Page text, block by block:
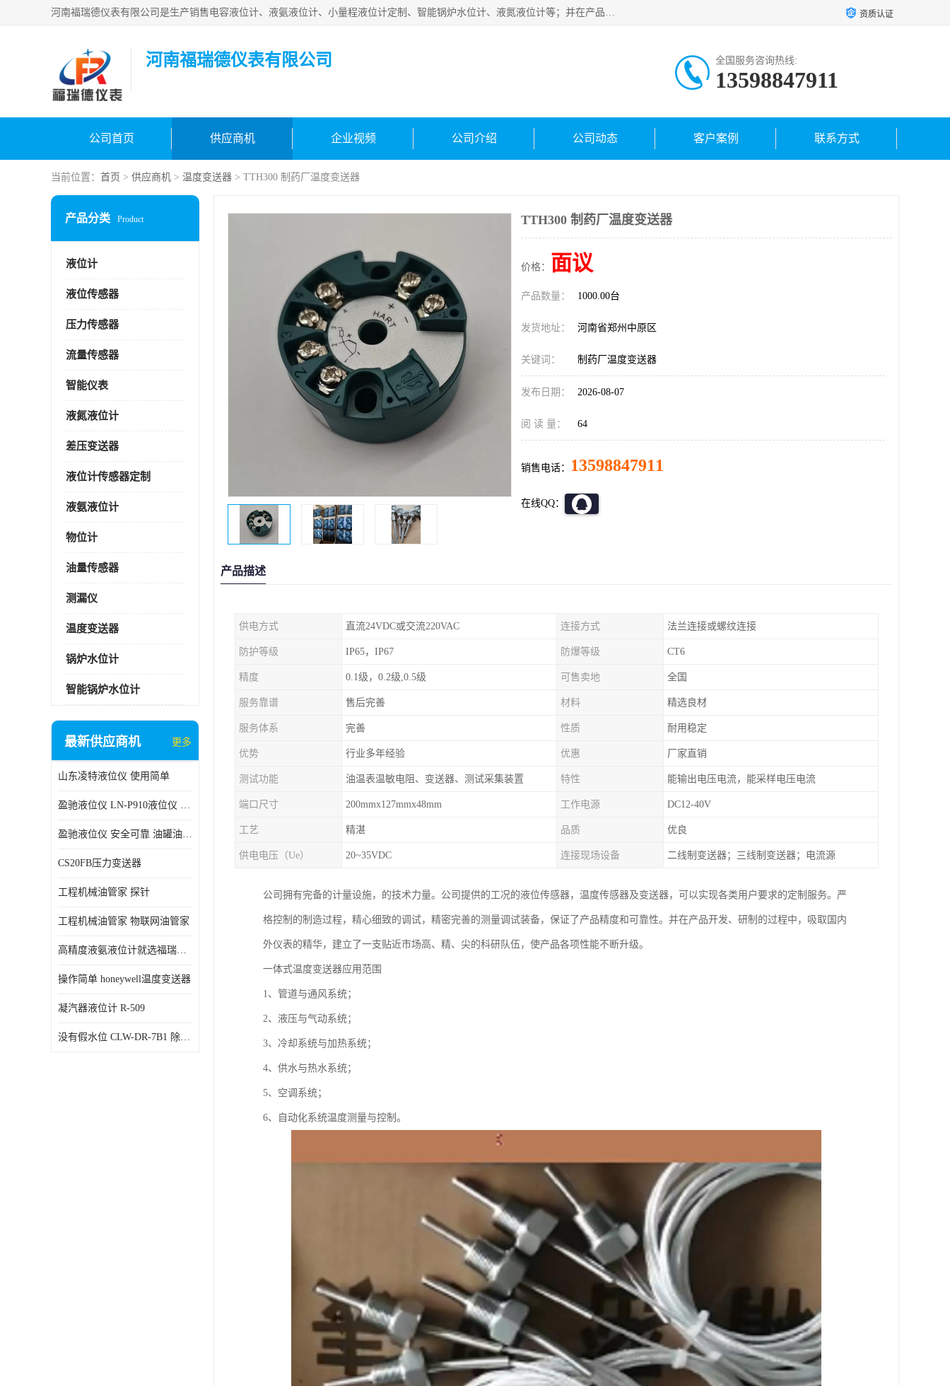
河南福瑞德仪表有限公司是生产销售电容液位计、液氨液位计、小量程液位计定制、智能锅炉水位计、液氮液位计等；并在产品开发、研制的过程中，吸取国内外仪器仪表的技术精华，建立了一支高、精、尖的科研开发队伍，使产品性能不断升级。 资质认证
河南福瑞德仪表有限公司 全国服务咨询热线:
13598847911
公司首页 供应商机 企业视频 公司介绍 公司动态 客户案例 联系方式
当前位置： 首页 > 供应商机 > 温度变送器 > TTH300 制药厂温度变送器
产品分类 Product
液位计
液位传感器
压力传感器
流量传感器
智能仪表
液氮液位计
差压变送器
液位计传感器定制
液氨液位计
物位计
油量传感器
测漏仪
温度变送器
锅炉水位计
智能锅炉水位计
最新供应商机 更多
山东凌特液位仪 使用简单
盈驰液位仪 LN-P910液位仪 安全可靠
盈驰液位仪 安全可靠 油罐油位检测
CS20FB压力变送器
工程机械油管家 探针
工程机械油管家 物联网油管家
高精度液氨液位计就选福瑞德仪表
操作简单 honeywell温度变送器
凝汽器液位计 R-509
没有假水位 CLW-DR-7B1 除氧器水位测量
TTH300 制药厂温度变送器
价格： 面议
产品数量： 1000.00台
发货地址： 河南省郑州中原区
关键词： 制药厂温度变送器
发布日期： 2026-08-07
阅 读 量： 64
销售电话： 13598847911
在线QQ：
产品描述
供电方式 直流24VDC或交流220VAC 连接方式 法兰连接或螺纹连接
防护等级 IP65，IP67 防爆等级 CT6
精度 0.1级，0.2级,0.5级 可售卖地 全国
服务靠谱 售后完善 材料 精选良材
服务体系 完善 性质 耐用稳定
优势 行业多年经验 优惠 厂家直销
测试功能 油温表温敏电阻、变送器、测试采集装置 特性 能输出电压电流，能采样电压电流
端口尺寸 200mmx127mmx48mm 工作电源 DC12-40V
工艺 精湛 品质 优良
供电电压（Ue） 20~35VDC 连接现场设备 二线制变送器；三线制变送器；电流源
公司拥有完备的计量设施，的技术力量。公司提供的工况的液位传感器，温度传感器及变送器，可以实现各类用户要求的定制服务。严
格控制的制造过程，精心细致的调试，精密完善的测量调试装备，保证了产品精度和可靠性。并在产品开发、研制的过程中，吸取国内
外仪表的精华，建立了一支贴近市场高、精、尖的科研队伍，使产品各项性能不断升级。
一体式温度变送器应用范围
1、管道与通风系统；
2、液压与气动系统；
3、冷却系统与加热系统；
4、供水与热水系统；
5、空调系统；
6、自动化系统温度测量与控制。